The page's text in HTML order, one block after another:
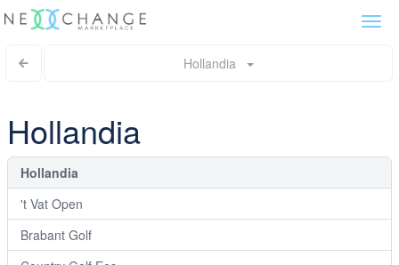
Hollandia
Hollandia
Hollandia
't Vat Open
Brabant Golf